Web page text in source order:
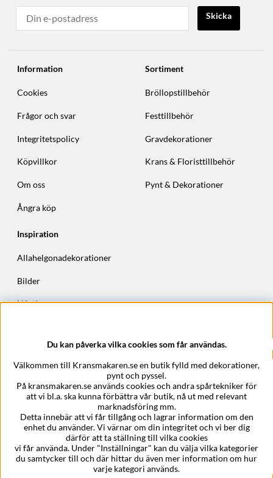
Skicka
Information
Cookies
Frågor och svar
Integritetspolicy
Köpvillkor
Om oss
Ångra köp
Sortiment
Bröllopstillbehör
Festtillbehör
Gravdekorationer
Krans & Floristtillbehör
Pynt & Dekorationer
Inspiration
Allahelgonadekorationer
Bilder
Höstkransar
Epost:support@kransmakaren.se
Du kan påverka vilka cookies som får användas.
Välkommen till Kransmakaren.se en butik fylld med dekorationer,
pynt och pyssel.
På kransmakaren.se används cookies och andra spårtekniker för
att vi bl.a. ska kunna förbättra vår butik, nå ut med relevant
marknadsföring mm.
Detta innebär att vi får tillgång och lagrar information om den
enhet du använder. Vi värnar om din integritet och vi ber dig
därför att ta ställning till vilka cookies
vi får använda. Under "Inställningar" kan du välja vilka kategorier
du samtycker till och där hittar du även mer information om hur
varje kategori används.